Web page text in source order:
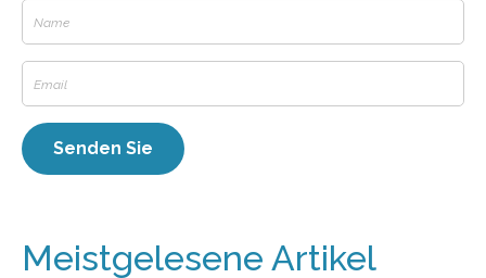
Meistgelesene Artikel